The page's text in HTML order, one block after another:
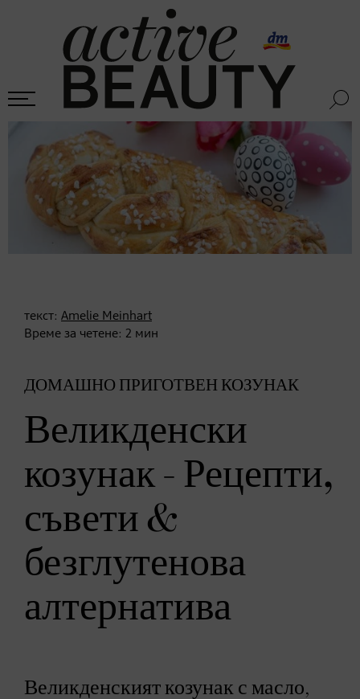
текст: Amelie Meinhart
Време за четене: 2 мин
ДОМАШНО ПРИГОТВЕН КОЗУНАК
Великденски
козунак - Рецепти,
съвети &
безглутенова
алтернатива
Великденският козунак с масло,